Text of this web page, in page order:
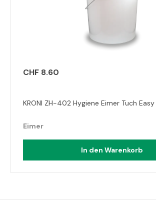
CHF 8.60
KRONI ZH-402 Hygiene Eimer Tuch Easy
Eimer
In den Warenkorb